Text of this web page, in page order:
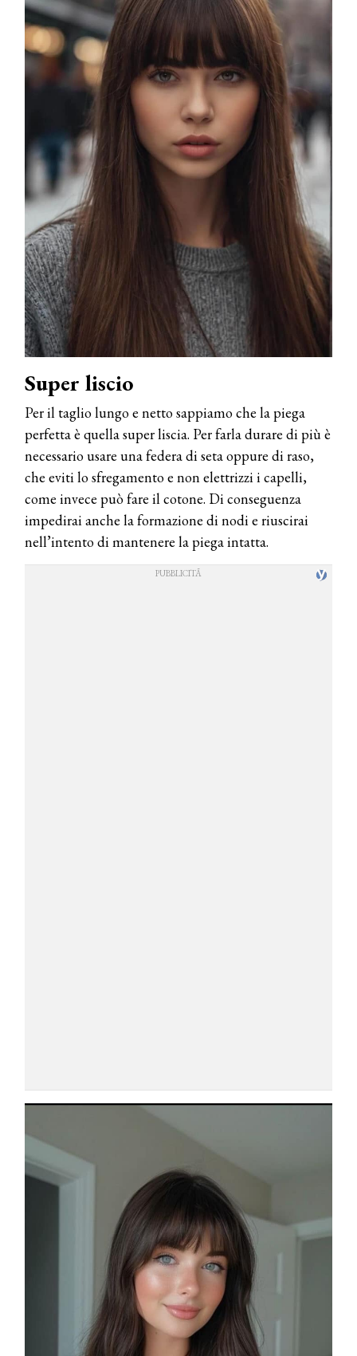
Super liscio
Per il taglio lungo e netto sappiamo che la piega
perfetta è quella super liscia. Per farla durare di più è
necessario usare una federa di seta oppure di raso,
che eviti lo sfregamento e non elettrizzi i capelli,
come invece può fare il cotone. Di conseguenza
impedirai anche la formazione di nodi e riuscirai
nell’intento di mantenere la piega intatta.